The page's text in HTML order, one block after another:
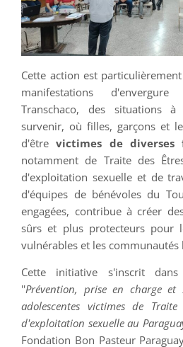
Cette action est
manifestations
Transchaco, des situations
survenir, où filles, garçons et
d'êtrevictimes de diverses
notamment de Traite des
d'exploitation sexuelle et de
d'équipes de bénévoles du
engagées, contribue à créer
sûrs et plus protecteurs pour
vulnérables et les communautés
Cette initiative s'inscrit
''Prévention, prise en charge
adolescentes victimes de
d'exploitation sexuelle au
Fondation Bon Pasteur